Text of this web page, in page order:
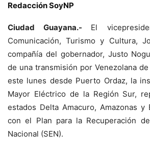
Redacción SoyNP
Ciudad Guayana.- El
Comunicación, Turismo y Cultura,
compañía del gobernador, Justo
de una transmisión por Venezolana
este lunes desde Puerto Ordaz, la
Mayor Eléctrico de la Región Sur,
estados Delta Amacuro, Amazonas y
con el Plan para la Recuperación
Nacional (SEN).